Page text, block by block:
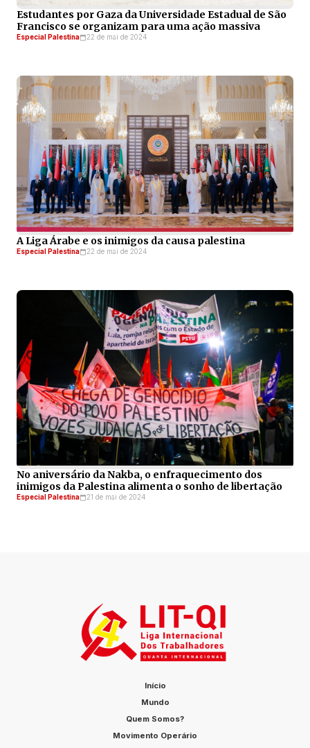
Estudantes por Gaza da Universidade Estadual de São
Francisco se organizam para uma ação massiva
Especial Palestina 22 de mai de 2024
A Liga Árabe e os inimigos da causa palestina
Especial Palestina 22 de mai de 2024
No aniversário da Nakba, o enfraquecimento dos
inimigos da Palestina alimenta o sonho de libertação
Especial Palestina 21 de mai de 2024
Início
Mundo
Quem Somos?
Movimento Operário